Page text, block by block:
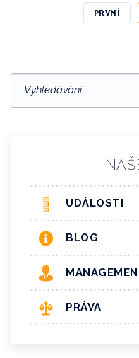
PRVNÍ
UDÁLOSTI
BLOG
PRÁVA